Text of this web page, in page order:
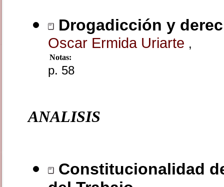
Drogadicción y
Oscar Ermida Uriarte ,
Notas:
p. 58
ANALISIS
Constitucionalidad